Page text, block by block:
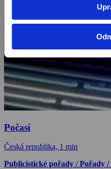
Počasí
Česká republika, 1 min
Publicistické pořady / Pořady /